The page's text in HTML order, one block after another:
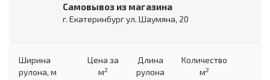
Самовывоз из магазина
г. Екатеринбург ул. Шаумяна, 20
Ширина
рулона, м
Цена за
м2
Длина
рулона
Количество
м2